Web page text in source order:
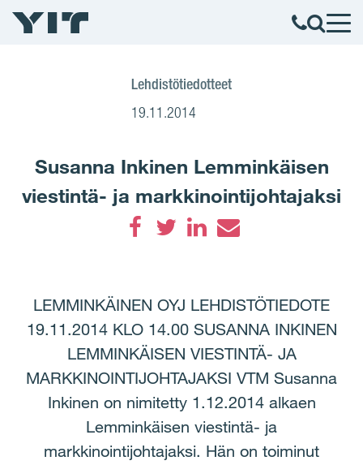
Lehdistötiedotteet
19.11.2014
Susanna Inkinen Lemminkäisen
viestintä- ja markkinointijohtajaksi
LEMMINKÄINEN OYJ LEHDISTÖTIEDOTE
19.11.2014 KLO 14.00 SUSANNA INKINEN
LEMMINKÄISEN VIESTINTÄ- JA
MARKKINOINTIJOHTAJAKSI VTM Susanna
Inkinen on nimitetty 1.12.2014 alkaen
Lemminkäisen viestintä- ja
markkinointijohtajaksi. Hän on toiminut